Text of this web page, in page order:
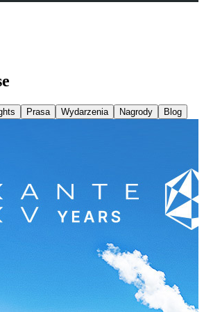
Prasa Wydarzenia Nagrody Blog